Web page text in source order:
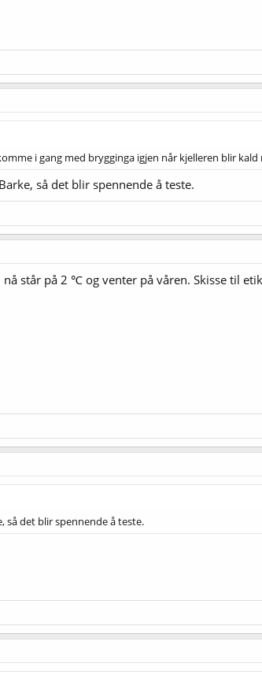
i gang med brygginga igjen når kjelleren blir kald
så det blir spennende å teste.
står på 2 ℃ og venter på våren. Skisse til
så det blir spennende å teste.